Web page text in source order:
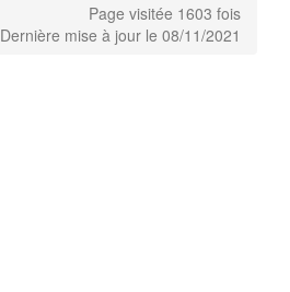
Page visitée 1603 fois
Dernière mise à jour le 08/11/2021